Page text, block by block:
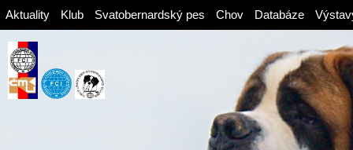
Aktuality Klub Svatobernardský pes Chov Databáze